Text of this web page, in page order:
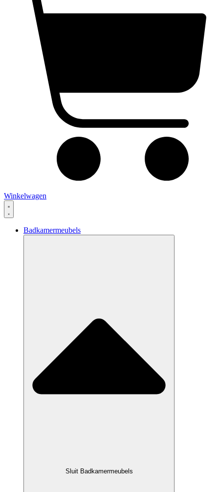
Winkelwagen
Badkamermeubels
Sluit Badkamermeubels